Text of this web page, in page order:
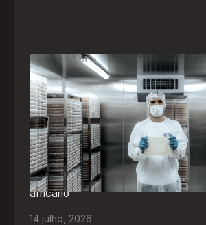
A paranaense Vuelo Pharma é
empresas brasileiras
representar o Brasil na maior
negócios de Angola
Empresa participará da FILDA
levando tecnologias brasileiras
feridas, ostomia e proteção
africano
14 julho 2026